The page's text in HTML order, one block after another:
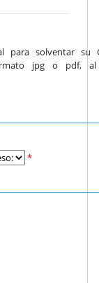
para solventar su
jpg o pdf, al
*